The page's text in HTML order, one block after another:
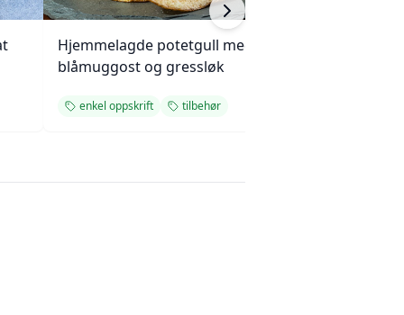
Hjemmelagde potetgull med
blåmuggost og gressløk
enkel oppskrift tilbehør